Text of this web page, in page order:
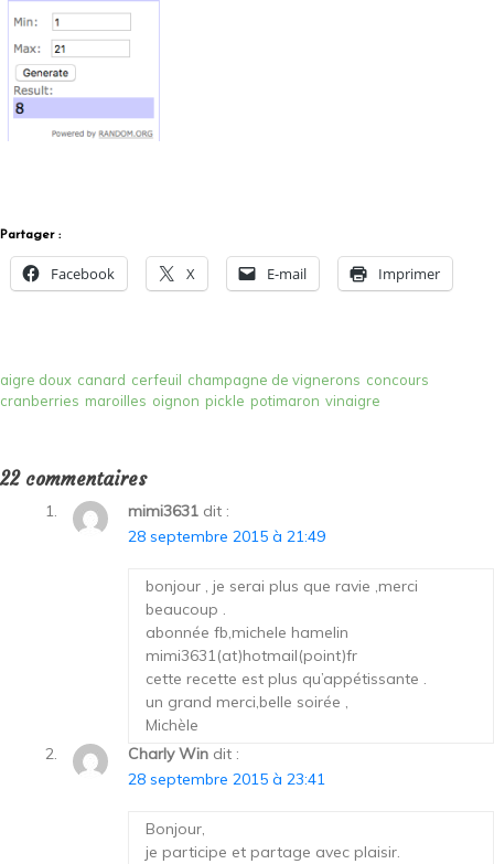
Partager :
Facebook X E-mail Imprimer
aigre doux canard cerfeuil champagne de vignerons concours
cranberries maroilles oignon pickle potimaron vinaigre
22 commentaires
mimi3631 dit :
28 septembre 2015 à 21:49
bonjour , je serai plus que ravie ,merci
beaucoup .
abonnée fb,michele hamelin
mimi3631(at)hotmail(point)fr
cette recette est plus qu’appétissante .
un grand merci,belle soirée ,
Michèle
Charly Win dit :
28 septembre 2015 à 23:41
Bonjour,
je participe et partage avec plaisir.